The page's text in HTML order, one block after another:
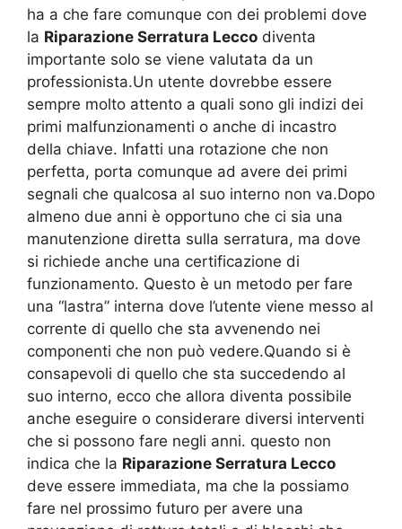
ha a che fare comunque con dei problemi dove
la Riparazione Serratura Lecco diventa
importante solo se viene valutata da un
professionista.Un utente dovrebbe essere
sempre molto attento a quali sono gli indizi dei
primi malfunzionamenti o anche di incastro
della chiave. Infatti una rotazione che non
perfetta, porta comunque ad avere dei primi
segnali che qualcosa al suo interno non va.Dopo
almeno due anni è opportuno che ci sia una
manutenzione diretta sulla serratura, ma dove
si richiede anche una certificazione di
funzionamento. Questo è un metodo per fare
una “lastra” interna dove l’utente viene messo al
corrente di quello che sta avvenendo nei
componenti che non può vedere.Quando si è
consapevoli di quello che sta succedendo al
suo interno, ecco che allora diventa possibile
anche eseguire o considerare diversi interventi
che si possono fare negli anni. questo non
indica che la Riparazione Serratura Lecco
deve essere immediata, ma che la possiamo
fare nel prossimo futuro per avere una